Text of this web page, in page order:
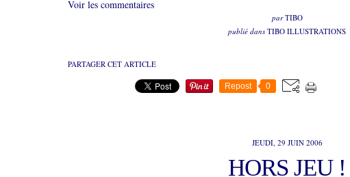
Voir les commentaires
parTIBO
publié dans TIBO ILLUSTRATIONS
PARTAGER CET ARTICLE
Repost 0
JEUDI, 29 JUIN 2006
HORS JEU !